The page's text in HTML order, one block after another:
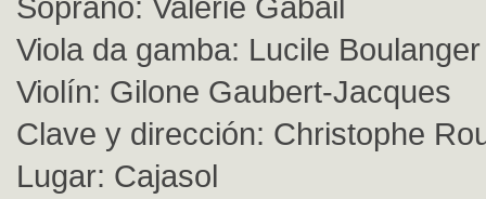
Viola da gamba: Lucile Boulanger
Violín: Gilone Gaubert-Jacques
Clave y dirección: Christophe
Lugar: Cajasol